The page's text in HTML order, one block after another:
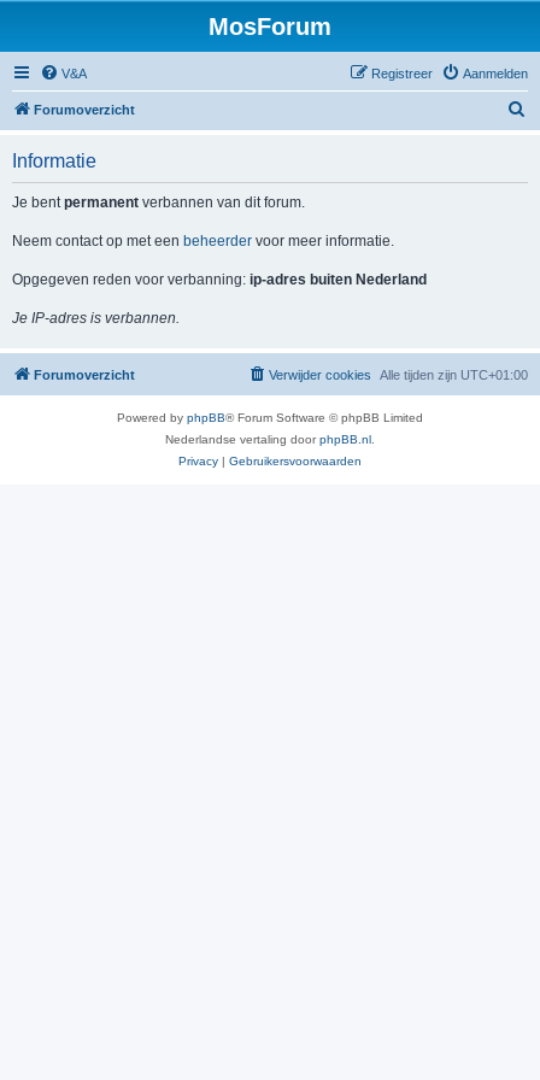
MosForum
V&A Aanmelden
Registreer
Forumoverzicht
Informatie
Je bentpermanent verbannen van dit forum.
Neem contact op met een beheerder voor meer informatie.
Opgegeven reden voor verbanning: ip-adres buiten Nederland
Je IP-adres is verbannen.
Forumoverzicht Alle tijden zijn UTC+01:00
Verwijder cookies
Powered by phpBB® Forum Software © phpBB Limited
Nederlandse vertaling doorphpBB.nl
Privacy | Gebruikersvoorwaarden